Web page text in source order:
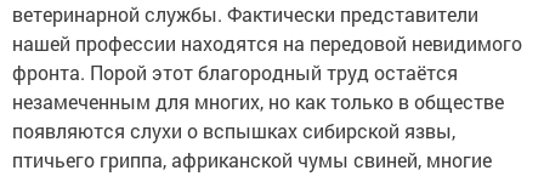
ветеринарной службы. Фактически представители
нашей профессии находятся на передовой невидимого
фронта. Порой этот благородный труд остаётся
незамеченным для многих, но как только в обществе
появляются слухи о вспышках сибирской язвы,
птичьего гриппа, африканской чумы свиней, многие